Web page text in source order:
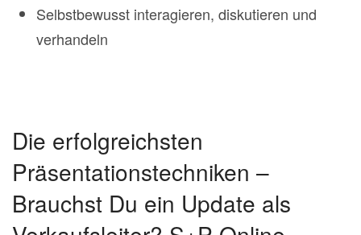
Selbstbewusst interagieren, diskutieren und
verhandeln
Die erfolgreichsten
Präsentationstechniken –
Brauchst Du ein Update als